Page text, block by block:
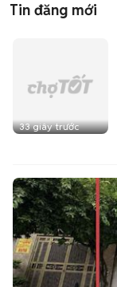
Tin đăng mới
33 giây trước